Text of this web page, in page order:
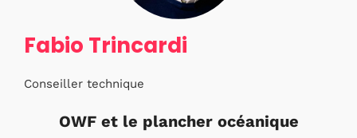
Fabio Trincardi
Conseiller technique
OWF et le plancher océanique